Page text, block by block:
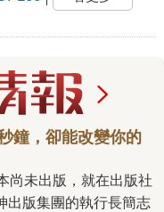
鐘，卻能改變你的
出版集團的執行長簡志